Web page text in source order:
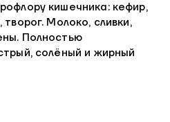
кишечника: кефир,
Молоко, сливки,
Полностью
солёный и жирный